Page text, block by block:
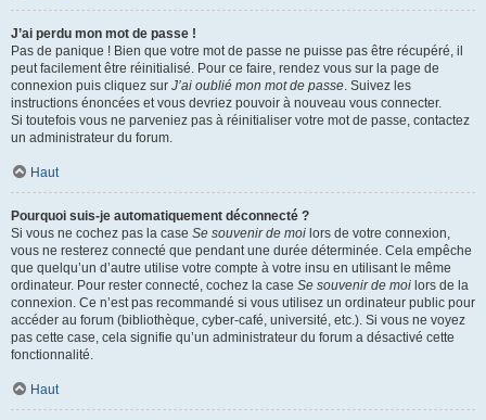
J’ai perdu mon mot de passe !
Pas de panique ! Bien que votre mot de passe ne puisse pas être récupéré, il
peut facilement être réinitialisé. Pour ce faire, rendez vous sur la page de
connexion puis cliquez sur J’ai oublié mon mot de passe. Suivez les
instructions énoncées et vous devriez pouvoir à nouveau vous connecter.
Si toutefois vous ne parveniez pas à réinitialiser votre mot de passe, contactez
un administrateur du forum.
Haut
Pourquoi suis-je automatiquement déconnecté ?
Si vous ne cochez pas la case Se souvenir de moi lors de votre connexion,
vous ne resterez connecté que pendant une durée déterminée. Cela empêche
que quelqu’un d’autre utilise votre compte à votre insu en utilisant le même
ordinateur. Pour rester connecté, cochez la case Se souvenir de moi lors de la
connexion. Ce n’est pas recommandé si vous utilisez un ordinateur public pour
accéder au forum (bibliothèque, cyber-café, université, etc.). Si vous ne voyez
pas cette case, cela signifie qu’un administrateur du forum a désactivé cette
fonctionnalité.
Haut